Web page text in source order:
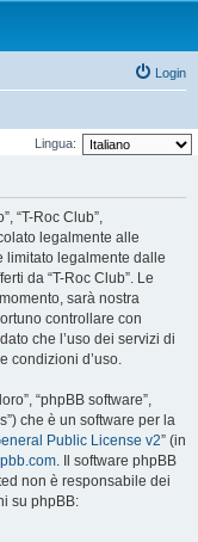
Login
Lingua:
“T-Roc Club”,
legalmente alle
limitato legalmente dalle
da “T-Roc Club”. Le
sarà nostra
controllare con
che l’uso dei servizi di
condizioni d’uso.
“phpBB software”,
che è un software per la
Public License v2” (in
. Il software phpBB
non è responsabile dei
su phpBB: